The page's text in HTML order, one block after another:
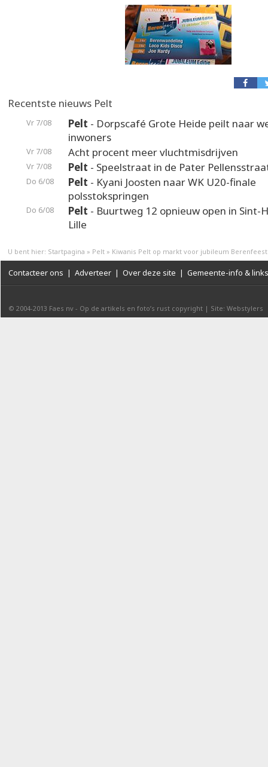
Recentste nieuws Pelt
Vr 7/08 Pelt - Dorpscafé Grote Heide peilt naar
inwoners
Vr 7/08 Acht procent meer vluchtmisdrijven
Vr 7/08 Pelt - Speelstraat in de Pater
Do 6/08 Pelt - Kyani Joosten naar WK U20-finale
polsstokspringen
Do 6/08 Pelt - Buurtweg 12 opnieuw open in Sint-
Lille
U bent hier: Startpagina » Pelt » Kiwanis Pelt op markt voor jubileum Berenfeest
Contacteer ons | Adverteer | Over deze site | Gemeente-info & links
© 2004-2013 Faes nv - Op de artikels en foto’s rust copyright | Site: Webstylers